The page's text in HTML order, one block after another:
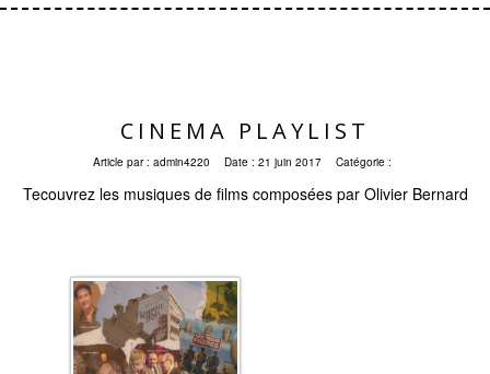
CINEMA PLAYLIST
Article par : admin4220 Date : 21 juin 2017 Catégorie :
Tecouvrez les musiques de films composées par Olivier Bernard